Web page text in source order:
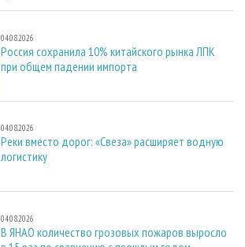
04.08.2026
Россия сохранила 10% китайского рынка ЛПК
при общем падении импорта
04.08.2026
Реки вместо дорог: «Свеза» расширяет водную
логистику
04.08.2026
В ЯНАО количество грозовых пожаров выросло